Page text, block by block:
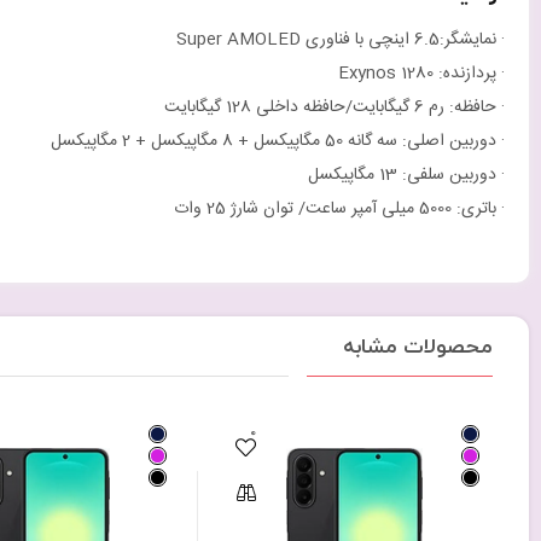
· نمایشگر:6.5 اینچی با فناوری Super AMOLED
· پردازنده: Exynos 1280
· حافظه: رم 6 گیگابایت/حافظه داخلی 128 گیگابایت
· دوربین اصلی: سه گانه 50 مگاپیکسل + 8 مگاپیکسل + 2 مگاپیکسل
· دوربین سلفی: 13 مگاپیکسل
· باتری: 5000 میلی آمپر ساعت/ توان شارژ 25 وات
محصولات مشابه
0